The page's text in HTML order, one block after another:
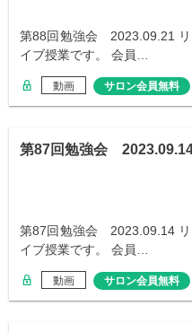
第88回勉強会 2023.09.21 リ
イブ授業です。 会員…
動画 サロン会員無料
第87回勉強会
第87回勉強会 2023.09.14 リ
イブ授業です。 会員…
動画 サロン会員無料